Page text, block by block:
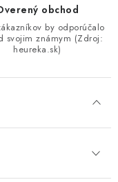
obchod
by odporúčalo
svojim známym (Zdroj:
heureka.sk)